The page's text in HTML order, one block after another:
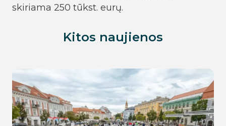
skiriama 250 tūkst. eurų.
Kitos naujienos